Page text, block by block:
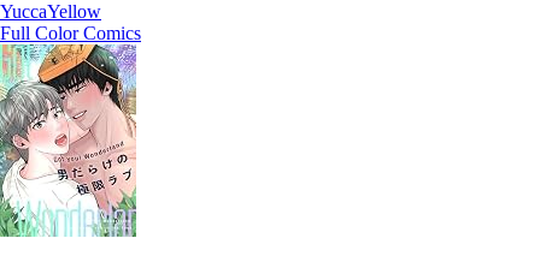
YuccaYellow
Full Color Comics